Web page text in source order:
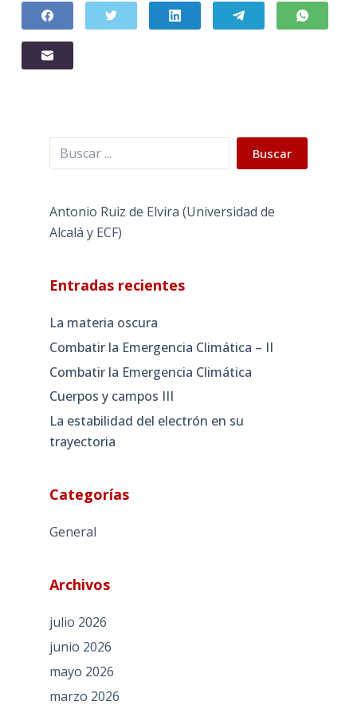
Buscar Buscar
Antonio Ruiz de Elvira (Universidad de
Alcalá y ECF)
Entradas recientes
La materia oscura
Combatir la Emergencia Climática – II
Combatir la Emergencia Climática
Cuerpos y campos III
La estabilidad del electrón en su
trayectoria
Categorías
General
Archivos
julio 2026
junio 2026
mayo 2026
marzo 2026